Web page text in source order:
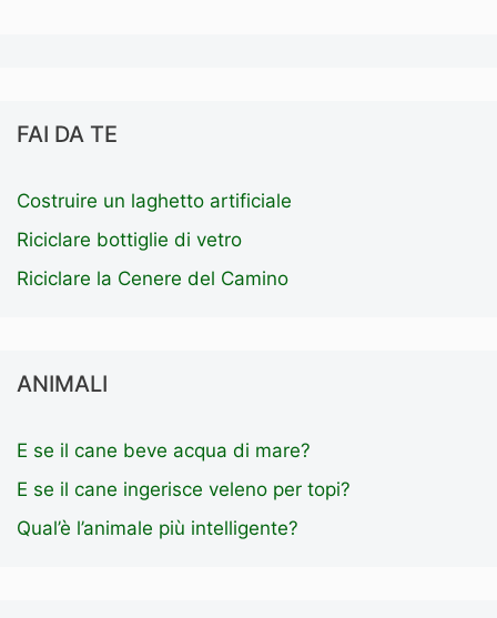
FAI DA TE
Costruire un laghetto artificiale
Riciclare bottiglie di vetro
Riciclare la Cenere del Camino
ANIMALI
E se il cane beve acqua di mare?
E se il cane ingerisce veleno per topi?
Qual’è l’animale più intelligente?